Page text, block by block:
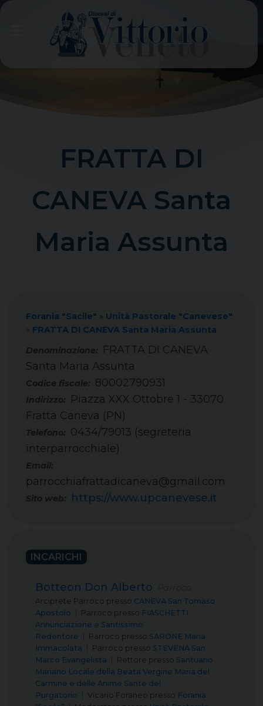
FRATTA DI
CANEVA Santa
Maria Assunta
Forania "Sacile" » Unità Pastorale "Canevese"
» FRATTA DI CANEVA Santa Maria Assunta
FRATTA DI CANEVA
Santa Maria Assunta
Codice fiscale: 80002790931
Telefono: 0434/79013 (segreteria
interparrocchiale)
Email:
parrocchiafrattadicaneva@gmail.com
Sito web: https://www.upcanevese.it
Indirizzo:
Piazza XXX Ottobre 1 - 33070
Fratta Caneva (PN)
INCARICHI
Botteon Don Alberto
Arciprete Parroco presso CANEVA San Tomaso
Apostolo
Parroco presso FIASCHETTI
Annunciazione e Santissimo
Redentore
Parroco presso SARONE Maria
Immacolata
Parroco presso STEVENÀ San
Marco Evangelista
Rettore presso Santuario
Mariano Locale della Beata Vergine Maria del
Carmine e delle Anime Sante del
Purgatorio
Vicario Foraneo presso Forania